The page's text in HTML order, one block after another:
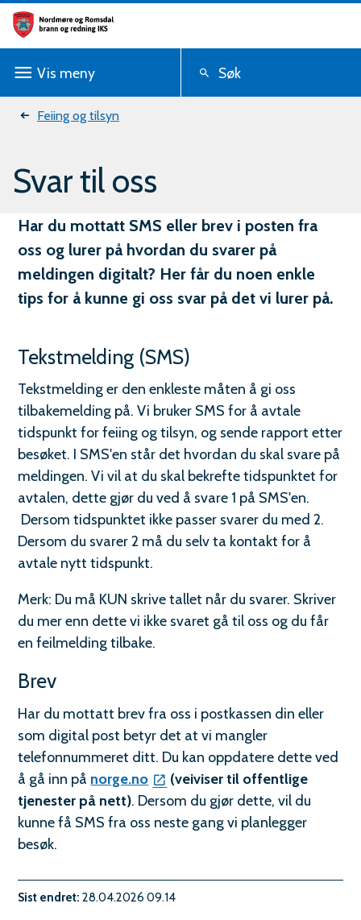
o
ø
e
o
g
o
m
s
d
a
l
b
r
a
n
g
r
e
d
i
Søk
Vis meny
Du
her:
Feiing og tilsyn
Svar til oss
Har du mottatt SMS eller brev i posten fra
oss og lurer på hvordan du svarer på
meldingen digitalt? Her får du noen enkle
tips for å kunne gi oss svar på det vi lurer på.
Tekstmelding (SMS)
Tekstmelding er den enkleste måten å gi oss
tilbakemelding på. Vi bruker SMS for å avtale
tidspunkt for feiing og tilsyn, og sende rapport etter
besøket. I SMS'en står det hvordan du skal svare på
meldingen. Vi vil at du skal bekrefte tidspunktet for
avtalen, dette gjør du ved å svare 1 på SMS'en.
Dersom tidspunktet ikke passer svarer du med 2.
Dersom du svarer 2 må du selv ta kontakt for å
avtale nytt tidspunkt.
Merk: Du må KUN skrive tallet når du svarer. Skriver
du mer enn dette vi ikke svaret gå til oss og du får
en feilmelding tilbake.
Brev
Har du mottatt brev fra oss i postkassen din eller
som digital post betyr det at vi mangler
telefonnummeret ditt. Du kan oppdatere dette ved
å gå inn på norge.no
(veiviser til offentlige
tjenester på nett). Dersom du gjør dette, vil du
kunne få SMS fra oss neste gang vi planlegger
besøk.
Sist endret 28.04.2026 09.14